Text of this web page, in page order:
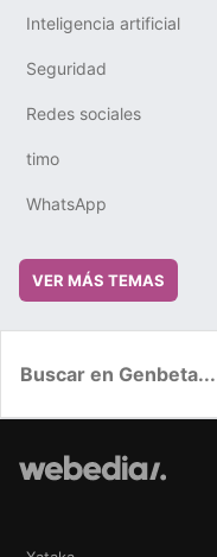
Inteligencia artificial
Seguridad
Redes sociales
timo
WhatsApp
VER MÁS TEMAS